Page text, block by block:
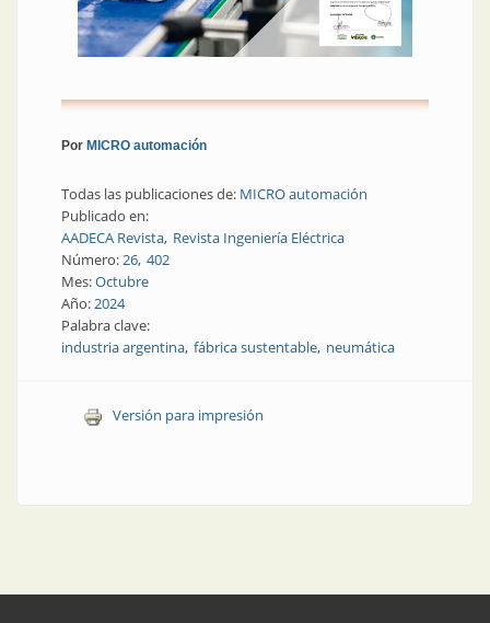
Por MICRO automación
Todas las publicaciones de: MICRO automación
Publicado en:
AADECA Revista Revista Ingeniería Eléctrica
Número:26 402
Mes:Octubre
Año:2024
Palabra clave:
industria argentina fábrica sustentable neumática
Versión para impresión